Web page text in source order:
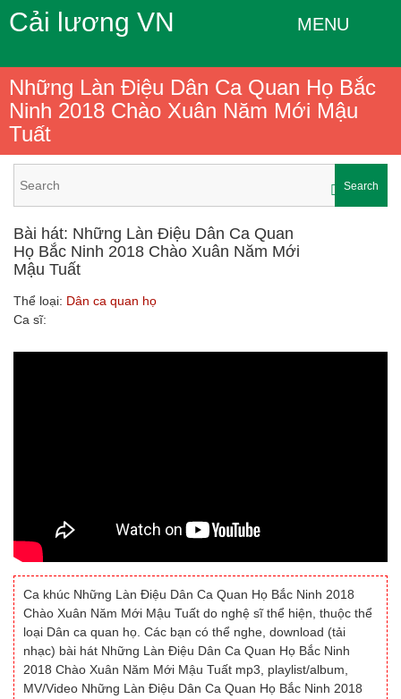
Cải lương VN MENU
Những Làn Điệu Dân Ca Quan Họ Bắc
Ninh 2018 Chào Xuân Năm Mới Mậu
Tuất
Search
Bài hát: Những Làn Điệu Dân Ca Quan
Họ Bắc Ninh 2018 Chào Xuân Năm Mới
Mậu Tuất
Thể loại: Dân ca quan họ
Ca sĩ:
Ca khúc Những Làn Điệu Dân Ca Quan Họ Bắc Ninh 2018
Chào Xuân Năm Mới Mậu Tuất do nghệ sĩ thể hiện, thuộc thể
loại Dân ca quan họ. Các bạn có thể nghe, download (tải
nhạc) bài hát Những Làn Điệu Dân Ca Quan Họ Bắc Ninh
2018 Chào Xuân Năm Mới Mậu Tuất mp3, playlist/album,
MV/Video Những Làn Điệu Dân Ca Quan Họ Bắc Ninh 2018